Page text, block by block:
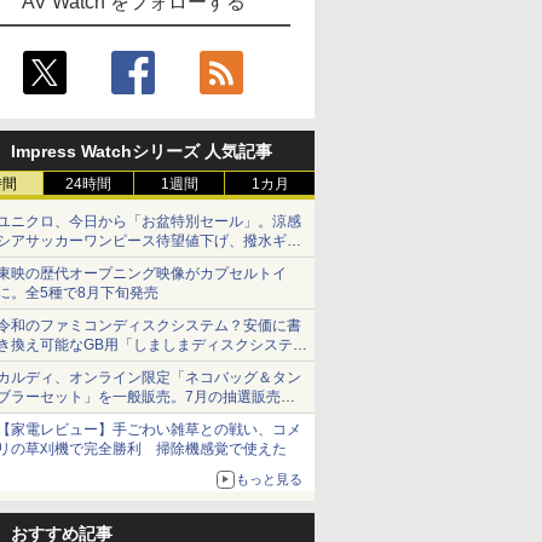
Impress Watchシリーズ 人気記事
24時間 1週間 1カ月
ニクロ、今日から「お盆特別セール」。涼感
アサッカーワンピース待望値下げ、撥水ギア
ョーツは1990円に
映の歴代オープニング映像がカプセルトイ
。全5種で8月下旬発売
和のファミコンディスクシステム？安価に書
換え可能なGB用「しましまディスクシステ
」
ルディ、オンライン限定「ネコバッグ＆タン
ラーセット」を一般販売。7月の抽選販売の
選無効分
家電レビュー】手ごわい雑草との戦い、コメ
の草刈機で完全勝利 掃除機感覚で使えた
もっと見る
おすすめ記事